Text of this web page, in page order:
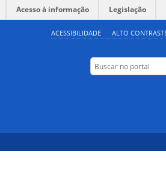
ACESSIBILIDADE ALTO
Acesso à informação Legislação
Buscar no portal